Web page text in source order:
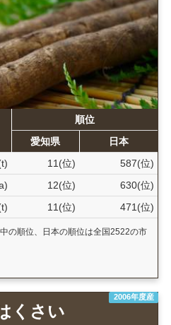
順位
愛知県
日本
11(位)
587(位)
12(位)
630(位)
11(位) 471(位)
の順位、日本の順位は全国2522の市
2006年度産
くさい